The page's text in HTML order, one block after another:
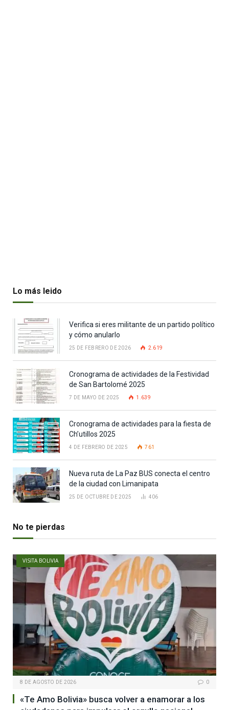
Lo más leido
Verifica si eres militante de un partido político
y cómo anularlo
25 DE FEBRERO DE 2026 2.619
Cronograma de actividades de la Festividad
de San Bartolomé 2025
7 DE MAYO DE 2025 1.639
Cronograma de actividades para la fiesta de
Ch’utillos 2025
4 DE FEBRERO DE 2025 761
Nueva ruta de La Paz BUS conecta el centro
de la ciudad con Limanipata
25 DE OCTUBRE DE 2025 406
No te pierdas
VISITA BOLIVIA
8 DE AGOSTO DE 2026 0
«Te Amo Bolivia» busca volver a enamorar a los